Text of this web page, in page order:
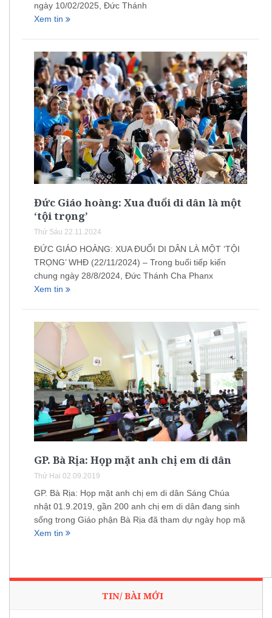
ngày 10/02/2025, Đức Thánh
Xem tin
Đức Giáo hoàng: Xua đuổi di dân là một
‘tội trọng’
Thứ Sáu 22.11.2024
ĐỨC GIÁO HOÀNG: XUA ĐUỔI DI DÂN LÀ MỘT ‘TỘI
TRỌNG’ WHĐ (22/11/2024) – Trong buổi tiếp kiến
chung ngày 28/8/2024, Đức Thánh Cha Phanx
Xem tin
GP. Bà Rịa: Họp mặt anh chị em di dân
Thứ Hai 02.09.2019
GP. Bà Rịa: Họp mặt anh chị em di dân Sáng Chúa
nhật 01.9.2019, gần 200 anh chị em di dân đang sinh
sống trong Giáo phận Bà Rịa đã tham dự ngày họp mặ
Xem tin
TIN/ BÀI MỚI